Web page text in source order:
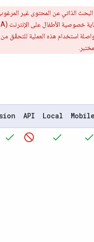
البحث الذاتي عن المحتوى غير
استخدام هذه العملية للتحقّق
Mobile
Local
API